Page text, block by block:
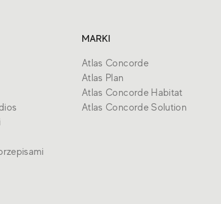
MARKI
Atlas Concorde
Atlas Plan
Atlas Concorde Habitat
Atlas Concorde Solution